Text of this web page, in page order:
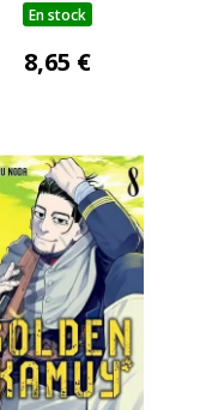
En stock
8,65 €